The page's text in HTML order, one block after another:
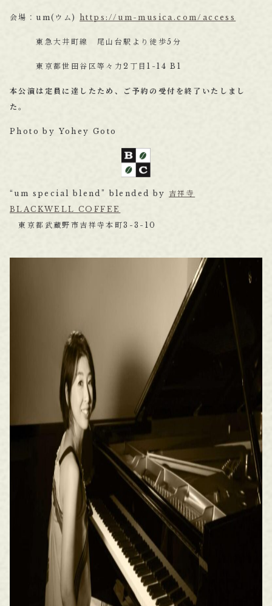
会場：um(ウム) https://um-musica.com/access
東急大井町線 尾山台駅より徒歩5分
東京都世田谷区等々力2丁目1-14 B1
本公演は定員に達したため、ご予約の受付を終了いたしまし
た。
Photo by Yohey Goto
“um special blend” blended by 吉祥寺
BLACKWELL COFFEE
東京都武蔵野市吉祥寺本町3-3-10